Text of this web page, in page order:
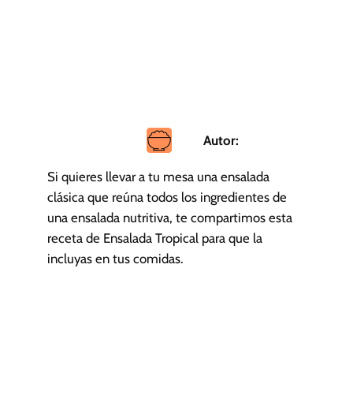
Autor:
Si quieres llevar a tu mesa una ensalada
clásica que reúna todos los ingredientes de
una ensalada nutritiva, te compartimos esta
receta de Ensalada Tropical para que la
incluyas en tus comidas.